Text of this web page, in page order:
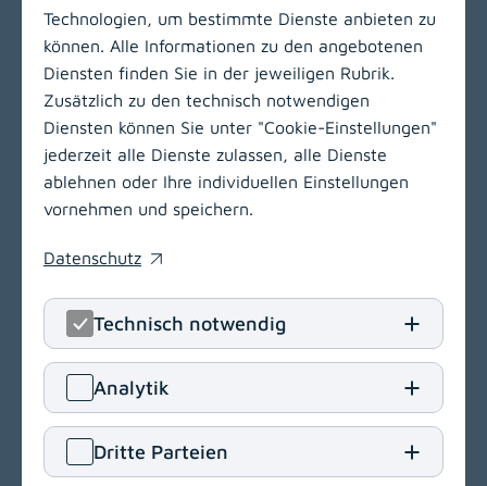
Zur Hauptnavigation
LinkedIn
(opens in
Klinikum Klagenfurt am Wörthersee
Feschnigstraße 11
Technologien, um bestimmte Dienste anbieten zu
können. Alle Informationen zu den angebotenen
Diensten finden Sie in der jeweiligen Rubrik.
Zusätzlich zu den technisch notwendigen
Diensten können Sie unter "Cookie-Einstellungen"
jederzeit alle Dienste zulassen, alle Dienste
ablehnen oder Ihre individuellen Einstellungen
vornehmen und speichern.
Datenschutz
(opens in a new window)
Technisch notwendig
Analytik
Dritte Parteien